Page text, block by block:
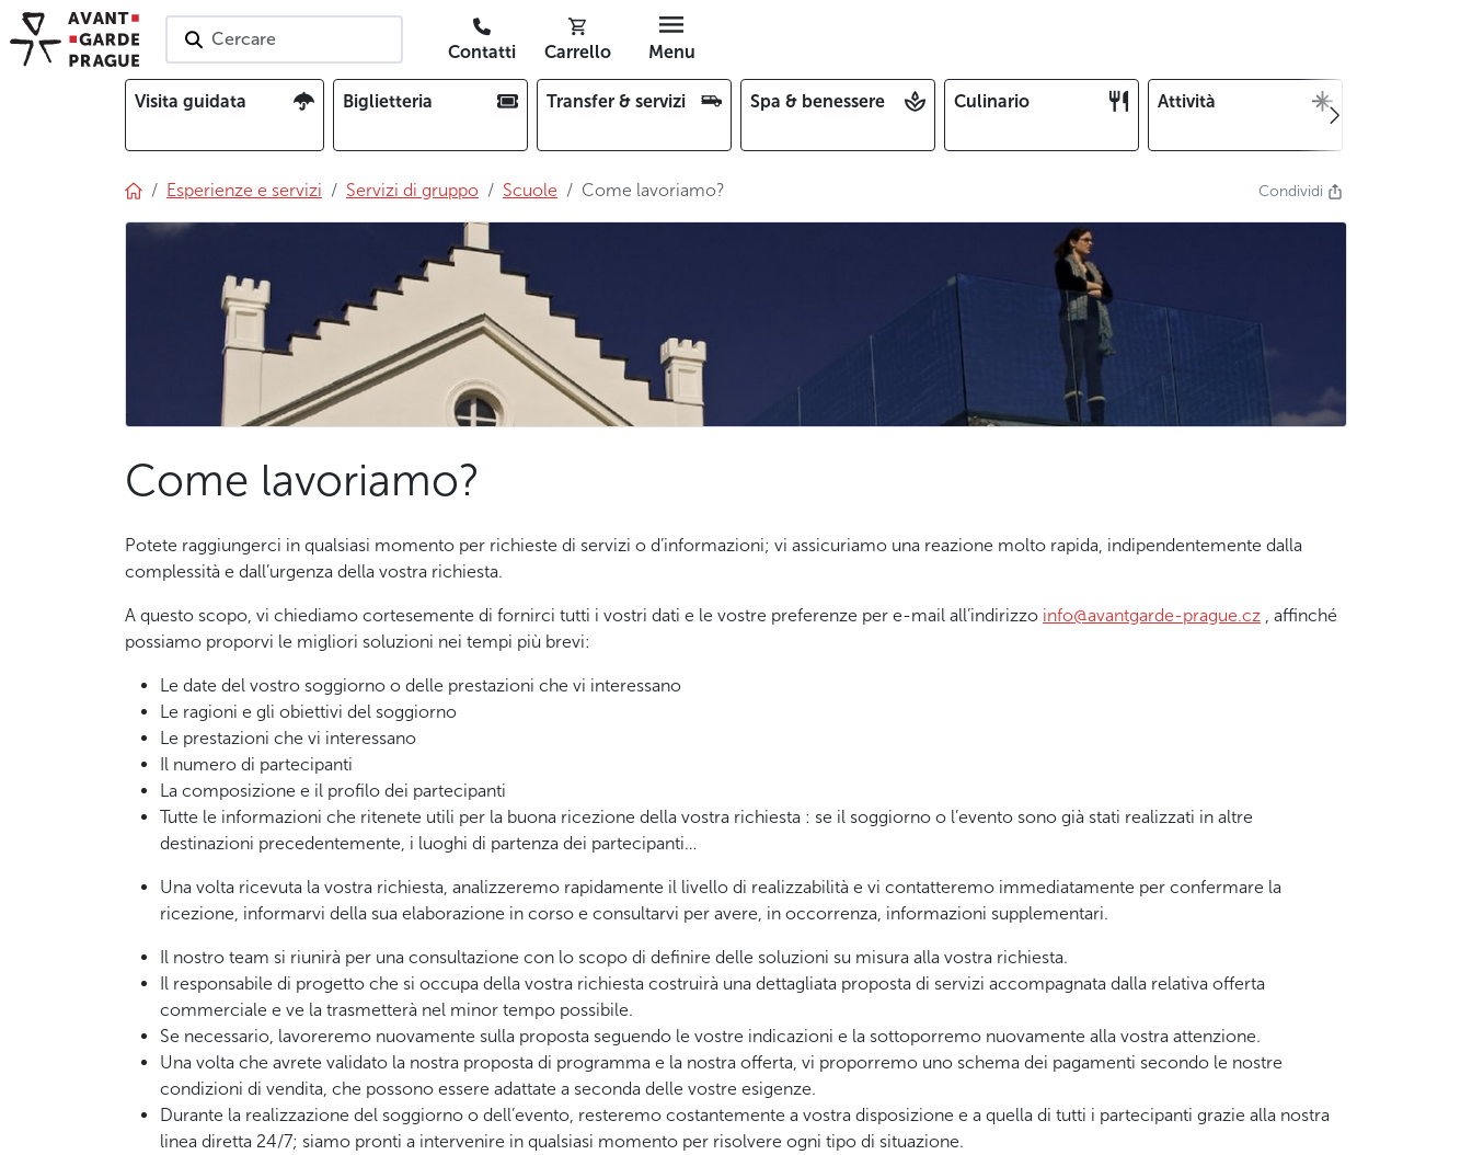
Cercare
Contatti Carrello Menu
Visita guidata Biglietteria Transfer & servizi Spa & benessere Culinario Attività
Esperienze e servizi Servizi di gruppo Scuole Come lavoriamo? Condividi
Come lavoriamo?
Potete raggiungerci in qualsiasi momento per richieste di servizi o d’informazioni; vi assicuriamo una reazione molto rapida, indipendentemente dalla
complessità e dall’urgenza della vostra richiesta.
A questo scopo, vi chiediamo cortesemente di fornirci tutti i vostri dati e le vostre preferenze per e-mail all’indirizzo info@avantgarde-prague.cz , affinché
possiamo proporvi le migliori soluzioni nei tempi più brevi:
Le date del vostro soggiorno o delle prestazioni che vi interessano
Le ragioni e gli obiettivi del soggiorno
Le prestazioni che vi interessano
Il numero di partecipanti
La composizione e il profilo dei partecipanti
Tutte le informazioni che ritenete utili per la buona ricezione della vostra richiesta : se il soggiorno o l’evento sono già stati realizzati in altre
destinazioni precedentemente, i luoghi di partenza dei partecipanti…
Una volta ricevuta la vostra richiesta, analizzeremo rapidamente il livello di realizzabilità e vi contatteremo immediatamente per confermare la
ricezione, informarvi della sua elaborazione in corso e consultarvi per avere, in occorrenza, informazioni supplementari.
Il nostro team si riunirà per una consultazione con lo scopo di definire delle soluzioni su misura alla vostra richiesta.
Il responsabile di progetto che si occupa della vostra richiesta costruirà una dettagliata proposta di servizi accompagnata dalla relativa offerta
commerciale e ve la trasmetterà nel minor tempo possibile.
Se necessario, lavoreremo nuovamente sulla proposta seguendo le vostre indicazioni e la sottoporremo nuovamente alla vostra attenzione.
Una volta che avrete validato la nostra proposta di programma e la nostra offerta, vi proporremo uno schema dei pagamenti secondo le nostre
condizioni di vendita, che possono essere adattate a seconda delle vostre esigenze.
Durante la realizzazione del soggiorno o dell’evento, resteremo costantemente a vostra disposizione e a quella di tutti i partecipanti grazie alla nostra
linea diretta 24/7; siamo pronti a intervenire in qualsiasi momento per risolvere ogni tipo di situazione.